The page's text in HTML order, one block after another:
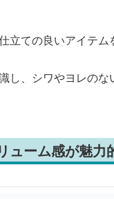
立ての良いアイテ
し、シワやヨレのな
ューム感が魅力